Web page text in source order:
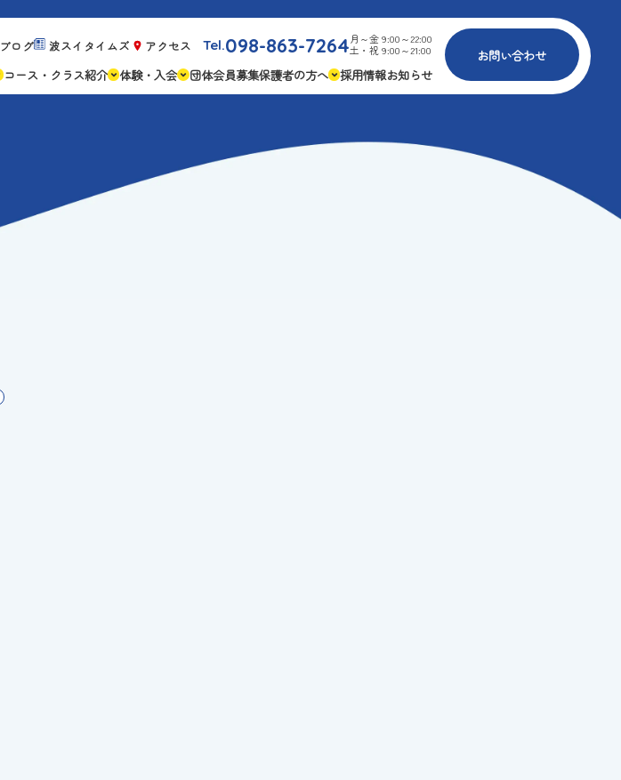
ブログ 波スイタイムズ アクセス Tel.098-863-7264月～金 9:00～22:00
土・祝 9:00～21:00
お問い合わせ
コース・クラス紹介 体験・入会
キャンペーン情報
よくある質問
団体会員募集保護者の方へ
ゴールデンエイジ
採用情報お知らせ